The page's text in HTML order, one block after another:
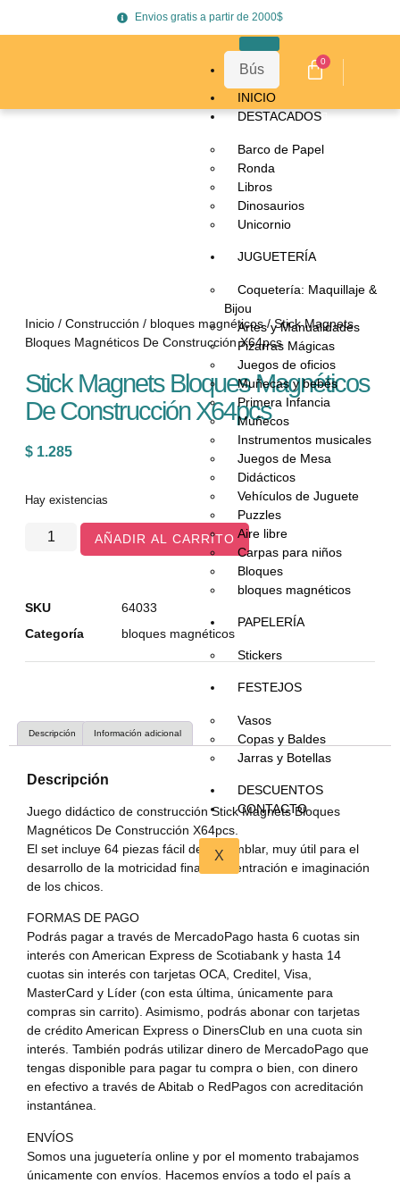
Envios gratis a partir de 2000$
INICIO
DESTACADOS
Barco de Papel
Ronda
Libros
Dinosaurios
Unicornio
JUGUETERÍA
Coquetería: Maquillaje &
Bijou
Artes y Manualidades
Pizarras Mágicas
Juegos de oficios
Muñecas y bebés
Primera Infancia
Muñecos
Instrumentos musicales
Juegos de Mesa
Didácticos
Vehículos de Juguete
Puzzles
Aire libre
Carpas para niños
Bloques
bloques magnéticos
PAPELERÍA
Stickers
FESTEJOS
Vasos
Copas y Baldes
Jarras y Botellas
DESCUENTOS
CONTACTO
X
0
Inicio / Construcción / bloques magnéticos/ Stick Magnets
Bloques Magnéticos De Construcción X64pcs
Stick Magnets Bloques Magnéticos
De Construcción X64pcs
$ 1.285
Hay existencias
AÑADIR AL CARRITO
SKU
64033
Categoría
bloques magnéticos
Descripción Información adicional
Descripción
Juego didáctico de construcción Stick Magnets Bloques
Magnéticos De Construcción X64pcs.
El set incluye 64 piezas fácil de ensamblar, muy útil para el
desarrollo de la motricidad fina, concentración e imaginación
de los chicos.
FORMAS DE PAGO
Podrás pagar a través de MercadoPago hasta 6 cuotas sin
interés con American Express de Scotiabank y hasta 14
cuotas sin interés con tarjetas OCA, Creditel, Visa,
MasterCard y Líder (con esta última, únicamente para
compras sin carrito). Asimismo, podrás abonar con tarjetas
de crédito American Express o DinersClub en una cuota sin
interés. También podrás utilizar dinero de MercadoPago que
tengas disponible para pagar tu compra o bien, con dinero
en efectivo a través de Abitab o RedPagos con acreditación
instantánea.
ENVÍOS
Somos una juguetería online y por el momento trabajamos
únicamente con envíos. Hacemos envíos a todo el país a